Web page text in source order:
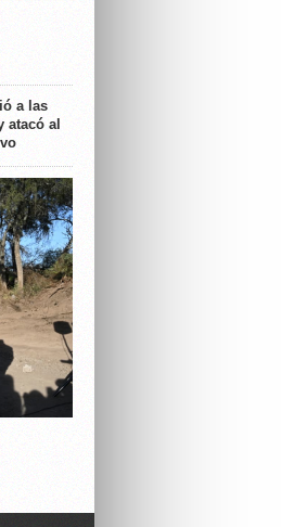
a las
atacó al